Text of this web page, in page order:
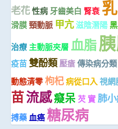
老花 性病 牙齒美白 腎衰
滑膜 頸動脈 甲亢滋陰潛陽
治療 主動脈夾層 血脂
疫苗 雙酚類 壓瘡 傳染病分類
動態清零枸杞病從口入 視網
苗流感癡呆 芡 實 肺
搏藥 血癌 糖尿病